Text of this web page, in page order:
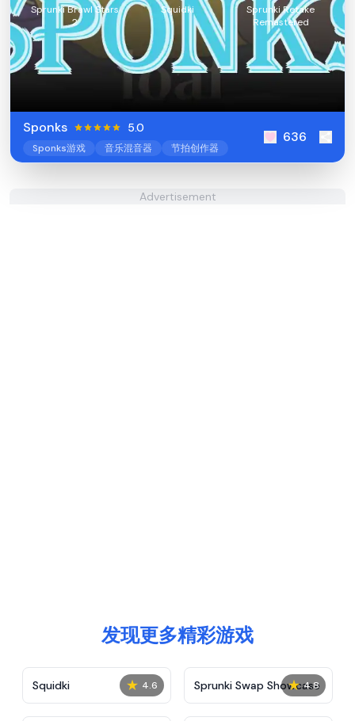
Sprunki Brawl Stars
2
Squidki
Sprunki Retake
Remastered
Sponks 5.0
Sponks游戏 音乐混音器 节拍创作器
636
Advertisement
发现更多精彩游戏
★ 4.6
Squidki ★ 4.8
Sprunki Swap Showcase